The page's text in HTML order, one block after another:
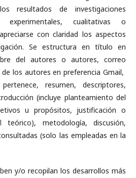
resultados de investigaciones
cualitativas o
con claridad los aspectos
Se estructura en título en
del autores o autores, correo
los autores en preferencia Gmail,
resumen, descriptores,
(incluye planteamiento del
u propósitos, justificación o
teórico), metodología, discusión,
(solo las empleadas en la
y/o recopilan los desarrollos más